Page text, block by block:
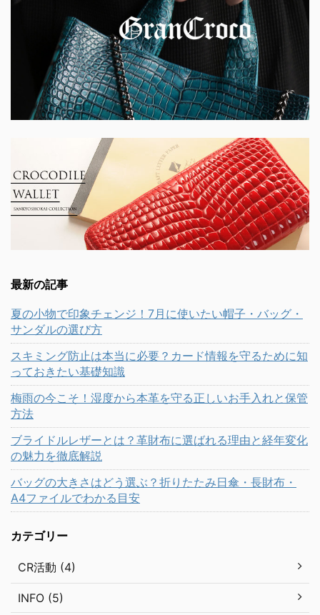
最新の記事
夏の小物で印象チェンジ！7月に使いたい帽子・バッグ・
サンダルの選び方
スキミング防止は本当に必要？カード情報を守るために知
っておきたい基礎知識
梅雨の今こそ！湿度から本革を守る正しいお手入れと保管
方法
ブライドルレザーとは？革財布に選ばれる理由と経年変化
の魅力を徹底解説
バッグの大きさはどう選ぶ？折りたたみ日傘・長財布・
A4ファイルでわかる目安
カテゴリー
CR活動 (4)
INFO (5)